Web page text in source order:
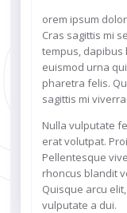
orem ipsum
Cras sagittis mi
tempus, dapibus
euismod urna
pharetra felis.
sagittis mi
Nulla vulputate
erat volutpat.
Pellentesque
rhoncus blandit
Quisque arcu
vulputate a dui.